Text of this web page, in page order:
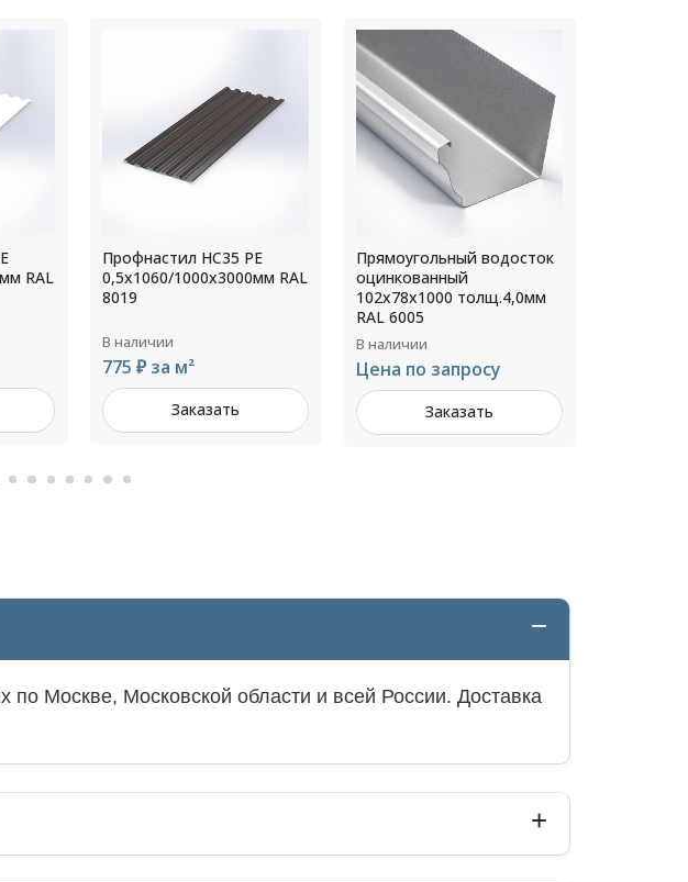
RAL
Профнастил НС35 РЕ
0,5х1060/1000х3000мм RAL
8019
В наличии
775 ₽ за м²
Заказать
Прямоугольный водосток
оцинкованный
102х78х1000 толщ.4,0мм
RAL 6005
В наличии
Цена по запросу
Заказать
Москве, Московской области и всей России. Доставка